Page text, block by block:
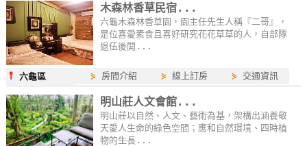
絡
單
Line
線
上
客
服
木森林香草民宿...
六龜木森林香草園，園主任先生人稱『二哥』，
是位喜愛素食且喜好研究花花草草的人，自部隊
退伍後開...
⫯六龜區 ⋟ 房間介紹 ⋟線上訂房 ⋟ 交通資訊
明山莊人文會館...
明山莊以自然、人文、藝術為基，架構出涵養敬
天愛人生命的綠色空間；應和自然環境、四時植
物的生長...